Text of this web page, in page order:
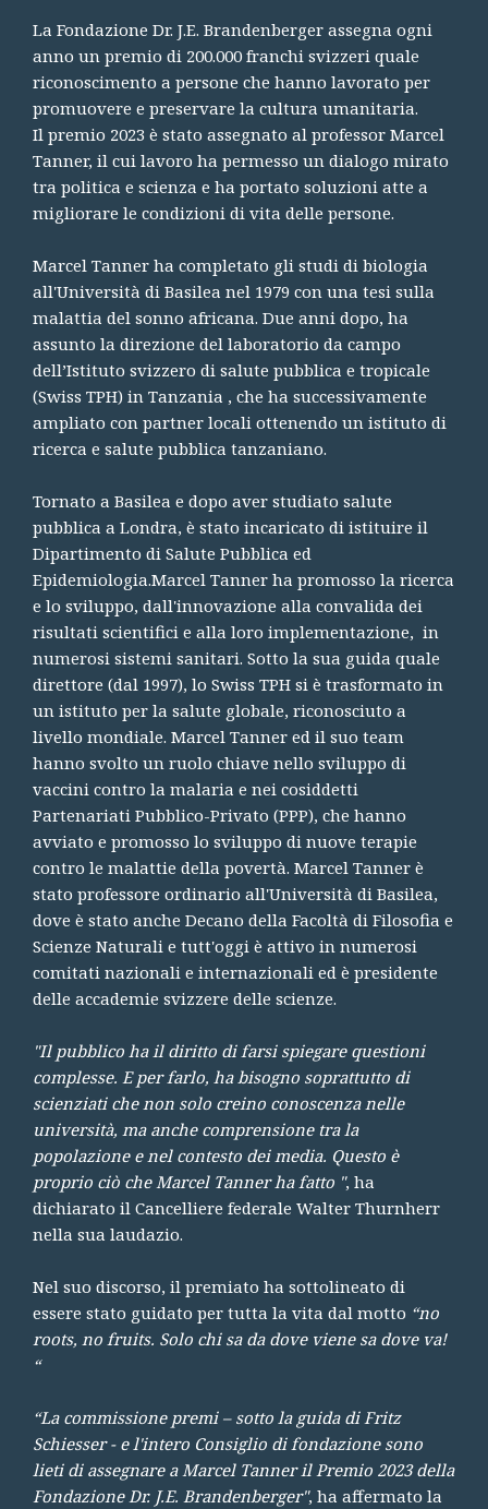
La Fondazione Dr. J.E. Brandenberger assegna ogni
anno un premio di 200.000 franchi svizzeri quale
riconoscimento a persone che hanno lavorato per
promuovere e preservare la cultura umanitaria.
Il premio 2023 è stato assegnato al professor Marcel
Tanner, il cui lavoro ha permesso un dialogo mirato
tra politica e scienza e ha portato soluzioni atte a
migliorare le condizioni di vita delle persone.
Marcel Tanner ha completato gli studi di biologia
all'Università di Basilea nel 1979 con una tesi sulla
malattia del sonno africana. Due anni dopo, ha
assunto la direzione del laboratorio da campo
dell’Istituto svizzero di salute pubblica e tropicale
(Swiss TPH) in Tanzania , che ha successivamente
ampliato con partner locali ottenendo un istituto di
ricerca e salute pubblica tanzaniano.
Tornato a Basilea e dopo aver studiato salute
pubblica a Londra, è stato incaricato di istituire il
Dipartimento di Salute Pubblica ed
Epidemiologia.Marcel Tanner ha promosso la ricerca
e lo sviluppo, dall'innovazione alla convalida dei
risultati scientifici e alla loro implementazione, in
numerosi sistemi sanitari. Sotto la sua guida quale
direttore (dal 1997), lo Swiss TPH si è trasformato in
un istituto per la salute globale, riconosciuto a
livello mondiale. Marcel Tanner ed il suo team
hanno svolto un ruolo chiave nello sviluppo di
vaccini contro la malaria e nei cosiddetti
Partenariati Pubblico-Privato (PPP), che hanno
avviato e promosso lo sviluppo di nuove terapie
contro le malattie della povertà. Marcel Tanner è
stato professore ordinario all'Università di Basilea,
dove è stato anche Decano della Facoltà di Filosofia e
Scienze Naturali e tutt'oggi è attivo in numerosi
comitati nazionali e internazionali ed è presidente
delle accademie svizzere delle scienze.
"Il pubblico ha il diritto di farsi spiegare questioni
complesse. E per farlo, ha bisogno soprattutto di
scienziati che non solo creino conoscenza nelle
università, ma anche comprensione tra la
popolazione e nel contesto dei media. Questo è
proprio ciò che Marcel Tanner ha fatto ", ha
dichiarato il Cancelliere federale Walter Thurnherr
nella sua laudazio.
Nel suo discorso, il premiato ha sottolineato di
essere stato guidato per tutta la vita dal motto “no
roots, no fruits. Solo chi sa da dove viene sa dove va!
“
“La commissione premi – sotto la guida di Fritz
Schiesser - e l'intero Consiglio di fondazione sono
lieti di assegnare a Marcel Tanner il Premio 2023 della
Fondazione Dr. J.E. Brandenberger", ha affermato la